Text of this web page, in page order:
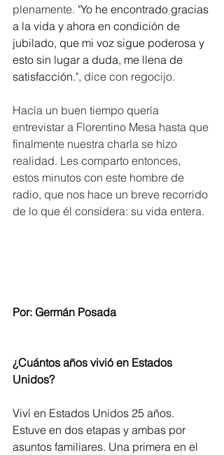
plenamente. "Yo he encontrado gracias
a la vida y ahora en condición de
jubilado, que mi voz sigue poderosa y
esto sin lugar a duda, me llena de
satisfacción.", dice con regocijo.
Hacía un buen tiempo quería
entrevistar a Florentino Mesa hasta que
finalmente nuestra charla se hizo
realidad. Les comparto entonces,
estos minutos con este hombre de
radio, que nos hace un breve recorrido
de lo que él considera: su vida entera.
Por: Germán Posada
¿Cuántos años vivió en Estados
Unidos?
Viví en Estados Unidos 25 años.
Estuve en dos etapas y ambas por
asuntos familiares. Una primera en el